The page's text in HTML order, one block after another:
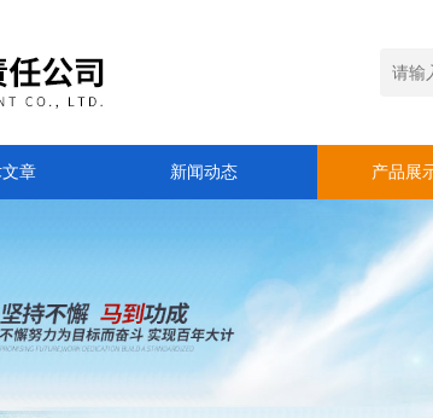
章 新闻动态 产品展